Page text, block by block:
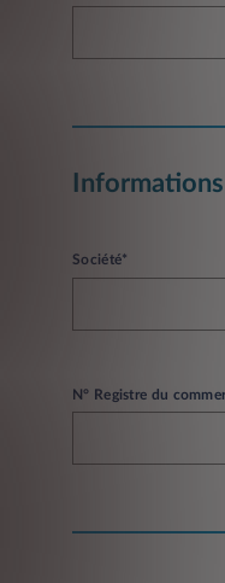
Société*
N° Registre du